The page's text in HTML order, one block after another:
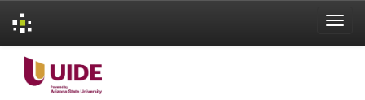
navigation